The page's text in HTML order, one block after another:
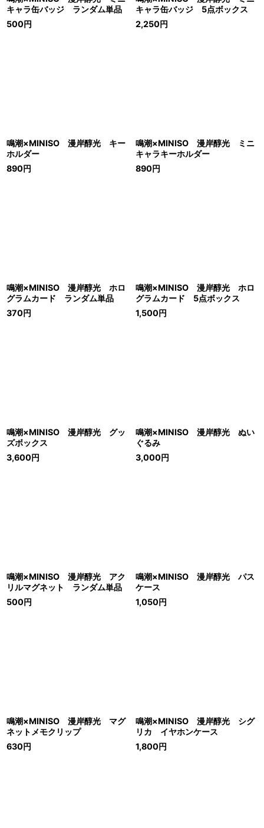
キャラ缶バッジ ランダム単品
500円
キャラ缶バッジ 5点ボックス
2,250円
鳴潮×MINISO 漫岸醇光 キー
ホルダー
890円
鳴潮×MINISO 漫岸醇光 ミニ
キャラキーホルダー
890円
鳴潮×MINISO 漫岸醇光 ホロ
グラムカード ランダム単品
370円
鳴潮×MINISO 漫岸醇光 ホロ
グラムカード 5点ボックス
1,500円
鳴潮×MINISO 漫岸醇光 グッ
ズボックス
3,600円
鳴潮×MINISO 漫岸醇光 ぬい
ぐるみ
3,000円
鳴潮×MINISO 漫岸醇光 アク
リルマグネット ランダム単品
500円
鳴潮×MINISO 漫岸醇光 パス
ケース
1,050円
鳴潮×MINISO 漫岸醇光 マグ
ネットメモクリップ
630円
鳴潮×MINISO 漫岸醇光 シグ
リカ イヤホンケース
1,800円